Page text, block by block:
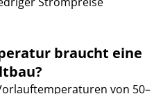
braucht eine
von 50–